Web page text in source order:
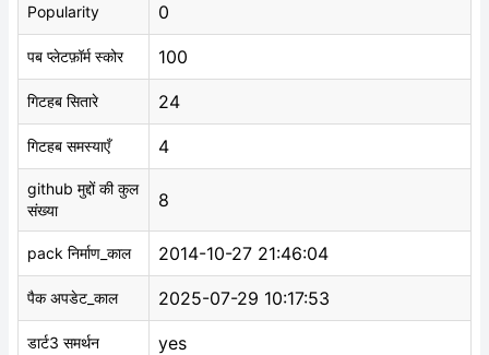
Popularity 0
पब प्लेटफ़ॉर्म स्कोर 100
गिटहब सितारे 24
गिटहब समस्याएँ 4
github मुद्दों की कुल
संख्या
8
pack निर्माण_काल 2014-10-27 21:46:04
पैक अपडेट_काल 2025-07-29 10:17:53
डार्ट3 समर्थन yes